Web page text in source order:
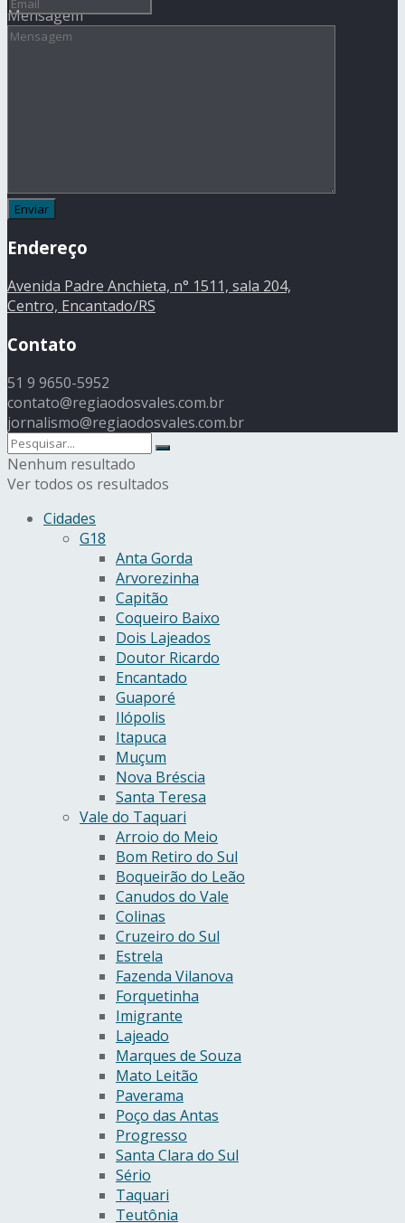
Mensagem
Endereço
Avenida Padre Anchieta, n° 1511, sala 204,
Centro, Encantado/RS
Contato
51 9 9650-5952
contato@regiaodosvales.com.br
jornalismo@regiaodosvales.com.br
Nenhum resultado
Ver todos os resultados
Cidades
G18
Anta Gorda
Arvorezinha
Capitão
Coqueiro Baixo
Dois Lajeados
Doutor Ricardo
Encantado
Guaporé
Ilópolis
Itapuca
Muçum
Nova Bréscia
Santa Teresa
Vale do Taquari
Arroio do Meio
Bom Retiro do Sul
Boqueirão do Leão
Canudos do Vale
Colinas
Cruzeiro do Sul
Estrela
Fazenda Vilanova
Forquetinha
Imigrante
Lajeado
Marques de Souza
Mato Leitão
Paverama
Poço das Antas
Progresso
Santa Clara do Sul
Sério
Taquari
Teutônia